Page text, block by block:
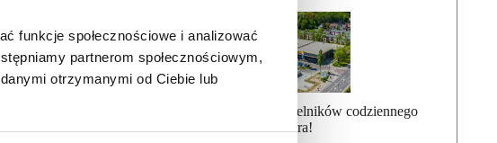
funkcje społecznościowe i analizować
partnerom społecznościowym,
otrzymanymi od Ciebie lub
Jak
Dołącz do ponad 7000 czytelników codziennego
newslettera!